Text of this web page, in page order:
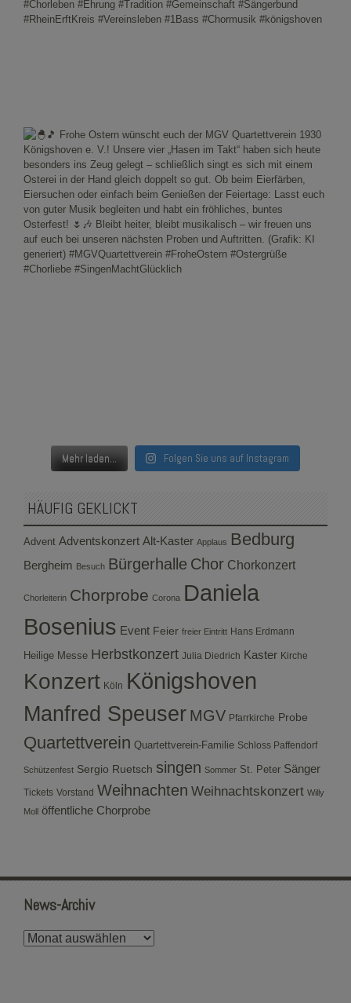
Mehr laden... Folgen Sie uns auf Instagram
HÄUFIG GEKLICKT
Advent Adventskonzert Alt-Kaster Applaus Bedburg
Bergheim Besuch Bürgerhalle Chor Chorkonzert
Chorleiterin Chorprobe Corona Daniela
Bosenius Event Feier freier Eintritt Hans Erdmann
Heilige Messe Herbstkonzert Julia Diedrich Kaster Kirche
Konzert Köln Königshoven
Manfred Speuser MGV Pfarrkirche Probe
Quartettverein Quartettverein-Familie Schloss Paffendorf
Schützenfest Sergio Ruetsch singen Sommer St. Peter Sänger
Tickets Vorstand Weihnachten Weihnachtskonzert Willy
Moll öffentliche Chorprobe
News-Archiv
News-